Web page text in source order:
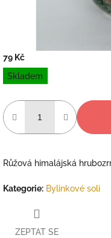
79 Kč
Měrná
cena:
Skladem
Růžová himalájská
Kategorie: Bylinkové soli
ZEPTAT SE